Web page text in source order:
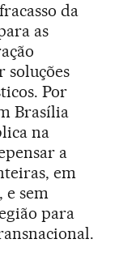
da
as
soluções
Por
Brasília
na
a
em
e sem
para